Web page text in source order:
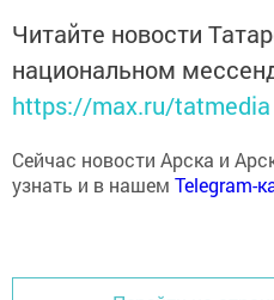
Читайте новости
национальном
https://max.ru/tatmedia
узнать и в нашемTelegram-
Перейти на